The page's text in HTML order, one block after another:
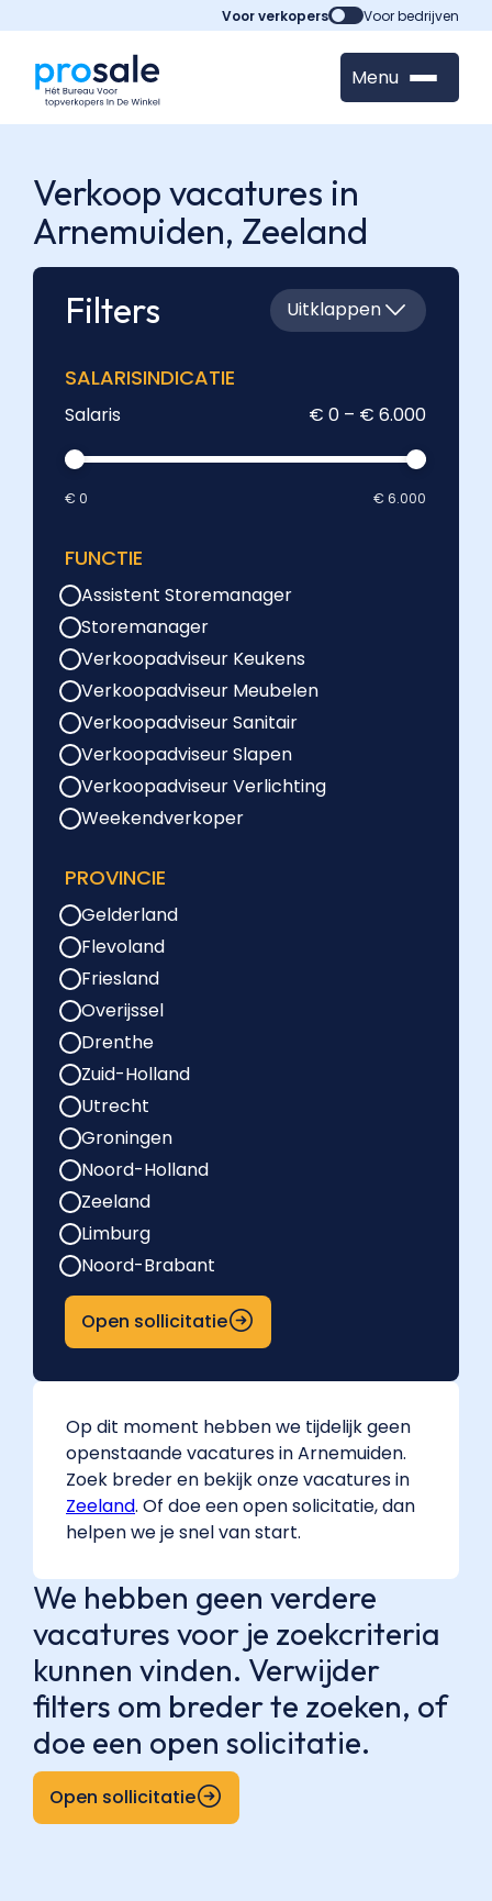
Voor verkopers Voor bedrijven
Menu
Verkoop vacatures in
Arnemuiden, Zeeland
Filters
Uitklappen
SALARISINDICATIE
Salaris € 0 – € 6.000
€ 0 € 6.000
FUNCTIE
Assistent Storemanager
Storemanager
Verkoopadviseur Keukens
Verkoopadviseur Meubelen
Verkoopadviseur Sanitair
Verkoopadviseur Slapen
Verkoopadviseur Verlichting
Weekendverkoper
PROVINCIE
Gelderland
Flevoland
Friesland
Overijssel
Drenthe
Zuid-Holland
Utrecht
Groningen
Noord-Holland
Zeeland
Limburg
Noord-Brabant
Open sollicitatie
Op dit moment hebben we tijdelijk geen
openstaande vacatures in Arnemuiden.
Zoek breder en bekijk onze vacatures in
Zeeland. Of doe een open solicitatie, dan
helpen we je snel van start.
We hebben geen verdere
vacatures voor je zoekcriteria
kunnen vinden. Verwijder
filters om breder te zoeken, of
doe een open solicitatie.
Open sollicitatie